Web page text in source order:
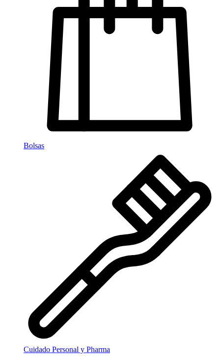
Bolsas
Cuidado Personal y Pharma